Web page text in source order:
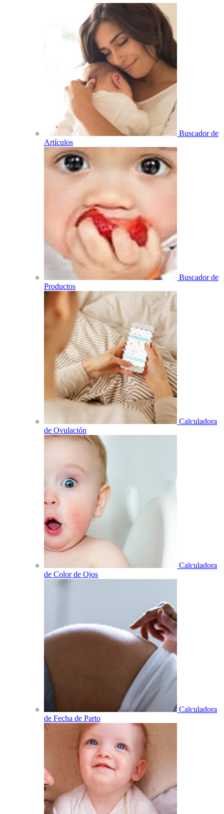
Buscador de
Artículos
Buscador de
Productos
Calculadora
de Ovulación
Calculadora
de Color de Ojos
Calculadora
de Fecha de Parto